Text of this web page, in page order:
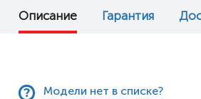
Описание Гарантия
Модели нет в списке?